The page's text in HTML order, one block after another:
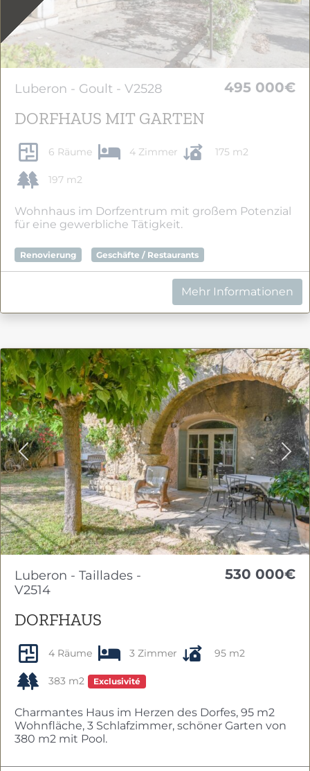
Luberon - Goult - V2528 495 000€
DORFHAUS MIT GARTEN
6 Räume 4 Zimmer 175 m2
197 m2
Wohnhaus im Dorfzentrum mit großem Potenzial
für eine gewerbliche Tätigkeit.
Renovierung Geschäfte / Restaurants
Mehr Informationen
Previous
Luberon - Taillades -
V2514
530 000€
DORFHAUS
4 Räume 3 Zimmer 95 m2
383 m2 Exclusivité
Charmantes Haus im Herzen des Dorfes, 95 m2
Wohnfläche, 3 Schlafzimmer, schöner Garten von
380 m2 mit Pool.